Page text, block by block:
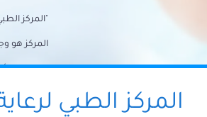
"المركز
المركز هو
احتياجات
وتضمن لك المركز الطبي